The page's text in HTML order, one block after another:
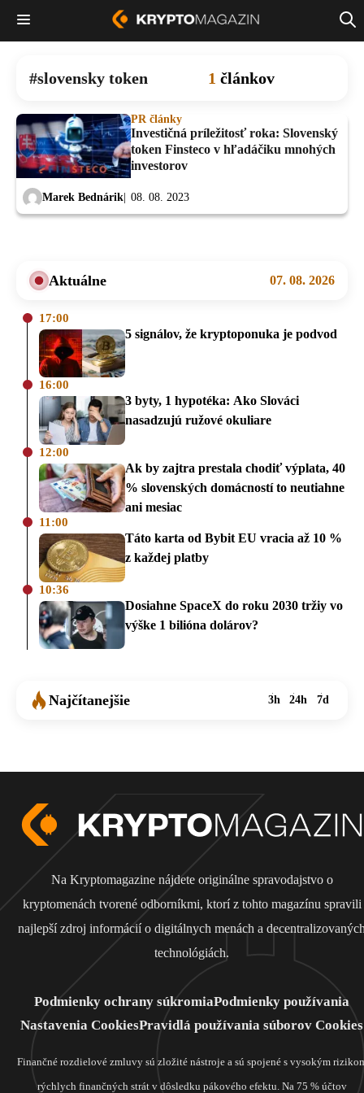
slovensky token 1 článkov
PR články
Investičná príležitosť roka: Slovenský
token Finsteco v hľadáčiku mnohých
investorov
Marek Bednárik 08. 08. 2023
Aktuálne 07. 08. 2026
17:00
5 signálov, že kryptoponuka je podvod
16:00
3 byty, 1 hypotéka: Ako Slováci
nasadzujú ružové okuliare
12:00
Ak by zajtra prestala chodiť výplata, 40
% slovenských domácností to neutiahne
ani mesiac
11:00
Táto karta od Bybit EU vracia až 10 %
z každej platby
10:36
Dosiahne SpaceX do roku 2030 tržiy vo
výške 1 bilióna dolárov?
Najčítanejšie 3h 24h 7d
Na Kryptomagazine nájdete originálne spravodajstvo o
kryptomenách tvorené odborníkmi, ktorí z tohto magazínu spravili
najlepší zdroj informácií o digitálnych menách a
technológiách.
Podmienky ochrany súkromiaPodmienky používania
Nastavenia CookiesPravidlá používania súborov Cookies
Finančné rozdielové zmluvy sú zložité nástroje a sú spojené s vysokým
rýchlych finančných strát v dôsledku pákového efektu. Na 75 % účtov